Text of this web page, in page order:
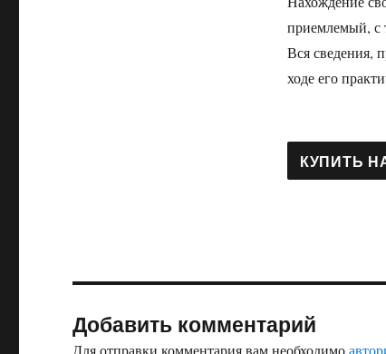
приемлемый, с
Вся сведения,
ходе его
Добавить комментарий
Для отправки комментария вам необходимо